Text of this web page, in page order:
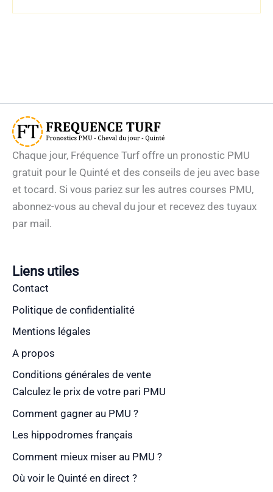
Chaque jour, Fréquence Turf offre un pronostic PMU
gratuit pour le Quinté et des conseils de jeu avec base
et tocard. Si vous pariez sur les autres courses PMU,
abonnez-vous au cheval du jour et recevez des tuyaux
par mail.
Liens utiles
Contact
Politique de confidentialité
Mentions légales
A propos
Conditions générales de vente
Calculez le prix de votre pari PMU
Comment gagner au PMU ?
Les hippodromes français
Comment mieux miser au PMU ?
Où voir le Quinté en direct ?